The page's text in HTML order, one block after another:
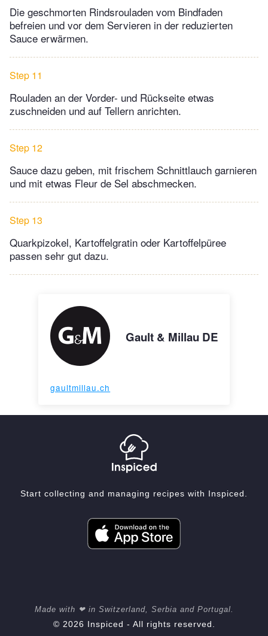
Die geschmorten Rindsrouladen vom Bindfaden
befreien und vor dem Servieren in der reduzierten
Sauce erwärmen.
Step 11
Rouladen an der Vorder- und Rückseite etwas
zuschneiden und auf Tellern anrichten.
Step 12
Sauce dazu geben, mit frischem Schnittlauch garnieren
und mit etwas Fleur de Sel abschmecken.
Step 13
Quarkpizokel, Kartoffelgratin oder Kartoffelpüree
passen sehr gut dazu.
Gault & Millau DE
gaultmillau.ch
Start collecting and managing recipes with Inspiced.
Made with ❤ in Switzerland, Serbia and Portugal.
© 2026 Inspiced - All rights reserved.